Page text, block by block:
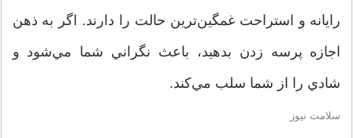
رايانه‌ و استراحت غمگين‌ترين حالت را دارند. اگر به ذهن
اجازه پرسه زدن بدهيد، باعث نگراني شما مي‌شود و
شادي را از شما سلب مي‌كند.
سلامت نیوز